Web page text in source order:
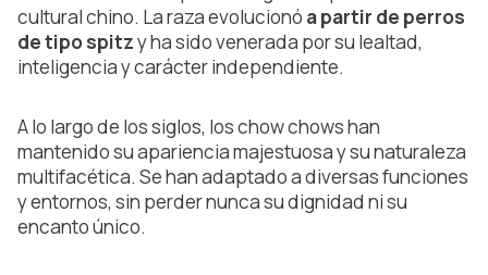
cultural chino. La raza evolucionó a partir de perros
de tipo spitzy ha sido venerada por su lealtad,
inteligencia y carácter independiente.
A lo largo de los siglos, los chow chows han
mantenido su apariencia majestuosa y su naturaleza
multifacética. Se han adaptado a diversas funciones
y entornos, sin perder nunca su dignidad ni su
encanto único.